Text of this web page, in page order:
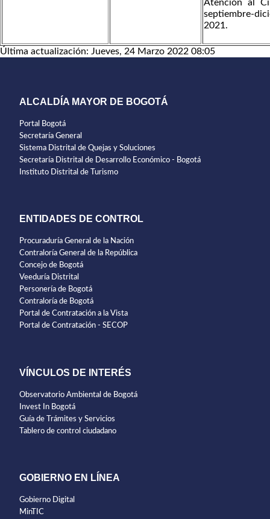
Atención al
septiembre-
2021.
Última actualización: Jueves, 24 Marzo 2022 08:05
ALCALDÍA MAYOR DE BOGOTÁ
Portal Bogotá
Secretaría General
Sistema Distrital de Quejas y Soluciones
Secretaría Distrital de Desarrollo Económico - Bogotá
Instituto Distrital de Turismo
ENTIDADES DE CONTROL
Procuraduría General de la Nación
Contraloría General de la República
Concejo de Bogotá
Veeduría Distrital
Personería de Bogotá
Contraloría de Bogotá
Portal de Contratación a la Vista
Portal de Contratación - SECOP
VÍNCULOS DE INTERÉS
Observatorio Ambiental de Bogotá
Invest In Bogotá
Guía de Trámites y Servicios
Tablero de control ciudadano
GOBIERNO EN LÍNEA
Gobierno Digital
MinTIC